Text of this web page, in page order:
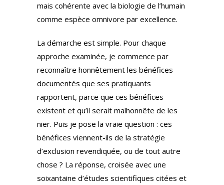
mais cohérente avec la biologie de l’humain
comme espèce omnivore par excellence.
La démarche est simple. Pour chaque
approche examinée, je commence par
reconnaître honnêtement les bénéfices
documentés que ses pratiquants
rapportent, parce que ces bénéfices
existent et qu’il serait malhonnête de les
nier. Puis je pose la vraie question : ces
bénéfices viennent-ils de la stratégie
d’exclusion revendiquée, ou de tout autre
chose ? La réponse, croisée avec une
soixantaine d’études scientifiques citées et